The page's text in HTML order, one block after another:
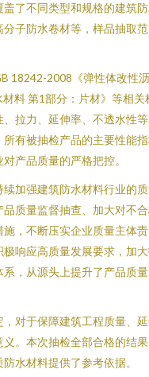
了不同类型和规格的建筑
子防水卷材等，样品抽取
18242-2008《弹性体改性
料 第1部分：片材》等相关
拉力、延伸率、不透水性
有被抽检产品的主要性能
产品质量的严格把控。
加强建筑防水材料行业的
质量监督抽查、加大对不
，不断压实企业质量主体责
响应高质量发展要求，加
，从源头上提升了产品质
对于保障建筑工程质量、
。本次抽检全部合格的结
水材料提供了参考依据。